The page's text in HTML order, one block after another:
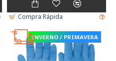
Compra Rápida
INVERNO / PRIMAVERA